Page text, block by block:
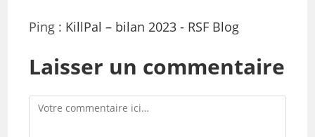
Ping : KillPal – bilan 2023 - RSF Blog
Laisser un commentaire